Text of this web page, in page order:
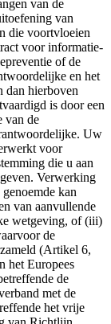
van de
van
die voortvloeien
voor informatie-
of de
en het
dan hierboven
is door een
van de
Uw
voor
die u aan
Verwerking
kan
van aanvullende
wetgeving, of (iii)
de
(Artikel 6,
het Europees
de
met de
het vrije